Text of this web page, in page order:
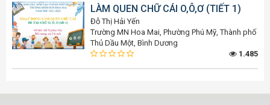
LÀM QUEN CHỮ CÁI O,Ô,Ơ (TIẾT 1)
Đỗ Thị Hải Yến
Trường MN Hoa Mai, Phường Phú Mỹ, Thành phố
Thủ Dầu Một, Bình Dương
1.485